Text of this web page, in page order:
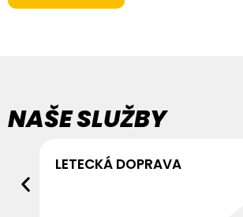
NAŠE SLUŽBY
LETECKÁ DOPRAVA